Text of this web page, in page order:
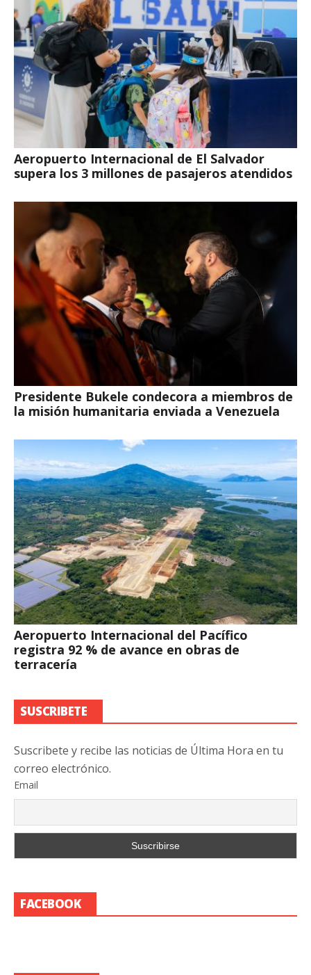
Aeropuerto Internacional de El Salvador
supera los 3 millones de pasajeros atendidos
Presidente Bukele condecora a miembros de
la misión humanitaria enviada a Venezuela
Aeropuerto Internacional del Pacífico
registra 92 % de avance en obras de
terracería
SUSCRIBETE
Suscribete y recibe las noticias de Última Hora en tu
correo electrónico.
Email
FACEBOOK